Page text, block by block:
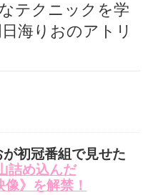
テクニックを学
海りおのアトリ
初冠番組で見せた
詰め込んだ
像》を解禁！